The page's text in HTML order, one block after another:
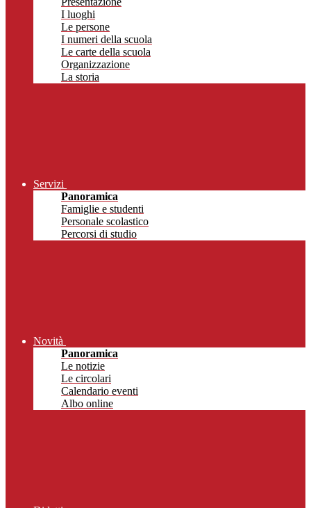
I luoghi
Le persone
I numeri della scuola
Le carte della scuola
Organizzazione
La storia
Servizi
Panoramica
Famiglie e studenti
Personale scolastico
Percorsi di studio
Novità
Panoramica
Le notizie
Le circolari
Calendario eventi
Albo online